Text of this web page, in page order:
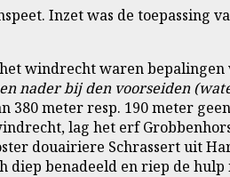
Inzet was de toepassing
windrecht waren bepalingen
nader bij den voorseiden
380 meter resp. 190 meter
lag het erf
douairiere Schrassert uit
diep benadeeld en riep de